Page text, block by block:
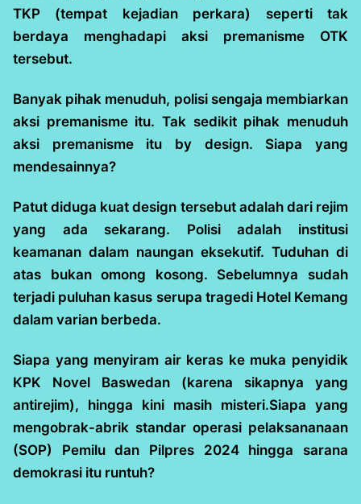
TKP (tempat kejadian perkara) seperti tak
berdaya menghadapi aksi premanisme OTK
tersebut.
Banyak pihak menuduh, polisi sengaja membiarkan
aksi premanisme itu. Tak sedikit pihak menuduh
aksi premanisme itu by design. Siapa yang
mendesainnya?
Patut diduga kuat design tersebut adalah dari rejim
yang ada sekarang. Polisi adalah institusi
keamanan dalam naungan eksekutif. Tuduhan di
atas bukan omong kosong. Sebelumnya sudah
terjadi puluhan kasus serupa tragedi Hotel Kemang
dalam varian berbeda.
Siapa yang menyiram air keras ke muka penyidik
KPK Novel Baswedan (karena sikapnya yang
antirejim), hingga kini masih misteri.Siapa yang
mengobrak-abrik standar operasi pelaksananaan
(SOP) Pemilu dan Pilpres 2024 hingga sarana
demokrasi itu runtuh?